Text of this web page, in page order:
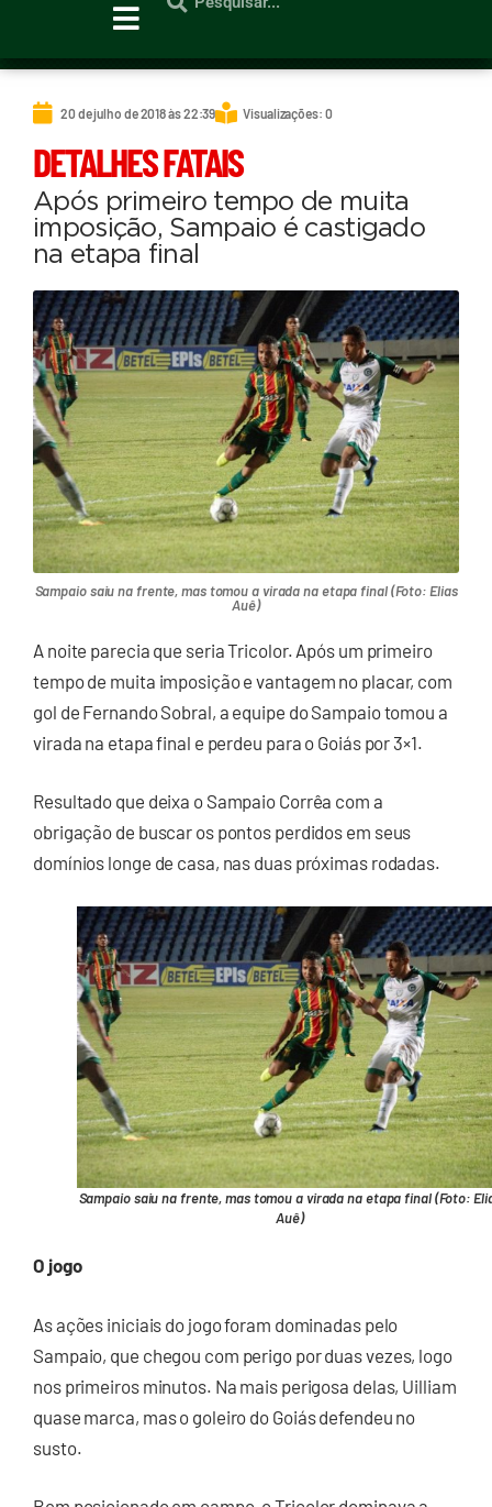
20 de julho de 2018 às 22:39 Visualizações: 0
DETALHES FATAIS
Após primeiro tempo de muita
imposição, Sampaio é castigado
na etapa final
Sampaio saiu na frente, mas tomou a virada na etapa final (Foto: Elias
Auê)
A noite parecia que seria Tricolor. Após um primeiro
tempo de muita imposição e vantagem no placar, com
gol de Fernando Sobral, a equipe do Sampaio tomou a
virada na etapa final e perdeu para o Goiás por 3×1.
Resultado que deixa o Sampaio Corrêa com a
obrigação de buscar os pontos perdidos em seus
domínios longe de casa, nas duas próximas rodadas.
Sampaio saiu na frente, mas tomou a virada na etapa final (Foto:
Auê)
O jogo
As ações iniciais do jogo foram dominadas pelo
Sampaio, que chegou com perigo por duas vezes, logo
nos primeiros minutos. Na mais perigosa delas, Uilliam
quase marca, mas o goleiro do Goiás defendeu no
susto.